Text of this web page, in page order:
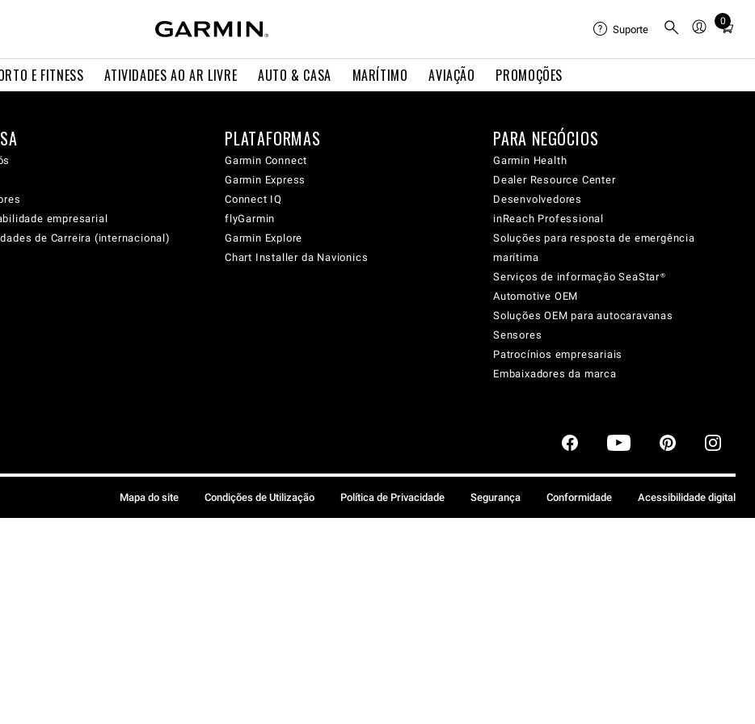
E FITNESS ATIVIDADES AO AR LIVRE AUTO & CASA MARÍTIMO AVIAÇÃO PROMOÇÕES
Suporte
0
Total
cart:
empresarial
de Carreira (internacional)
PLATAFORMAS
Garmin Connect
Garmin Express
Connect IQ
flyGarmin
Garmin Explore
Chart Installer da Navionics
PARA NEGÓCIOS
Garmin Health
Dealer Resource Center
Desenvolvedores
inReach Professional
Soluções para resposta de emergência
marítima
Serviços de informação SeaStar®
Automotive OEM
Soluções OEM para autocaravanas
Sensores
Patrocínios empresariais
Embaixadores da marca
Mapa do site Condições de Utilização Política de Privacidade Segurança Conformidade Acessibilidade digital